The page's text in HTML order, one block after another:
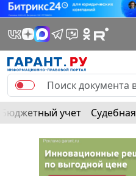
Бюджетный учет